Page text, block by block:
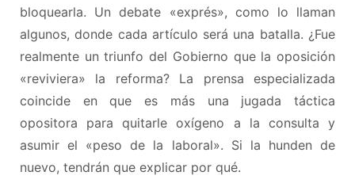
bloquearla. Un debate «exprés», como lo llaman
algunos, donde cada artículo será una batalla. ¿Fue
realmente un triunfo del Gobierno que la oposición
«reviviera» la reforma? La prensa especializada
coincide en que es más una jugada táctica
opositora para quitarle oxígeno a la consulta y
asumir el «peso de la laboral». Si la hunden de
nuevo, tendrán que explicar por qué.